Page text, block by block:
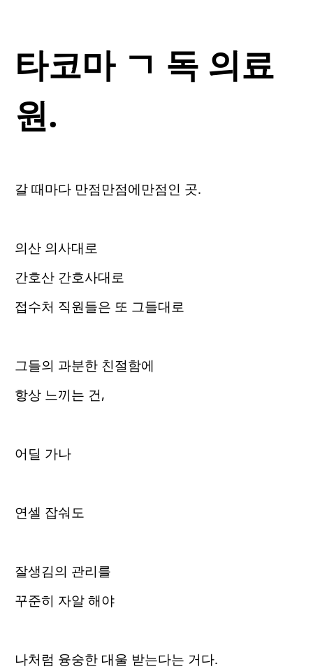
타코마 ㄱ 독 의료
원.
갈 때마다 만점만점에만점인 곳.
의산 의사대로
간호산 간호사대로
접수처 직원들은 또 그들대로
그들의 과분한 친절함에
항상 느끼는 건,
어딜 가나
연셀 잡숴도
잘생김의 관리를
꾸준히 자알 해야
나처럼 융숭한 대울 받는다는 거다.